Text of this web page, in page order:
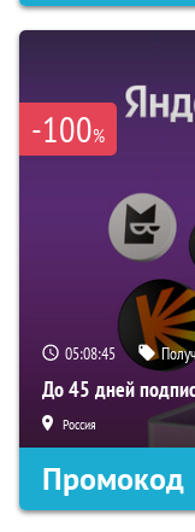
-100%
05:08:44
До 45 дней
Россия
Промокод